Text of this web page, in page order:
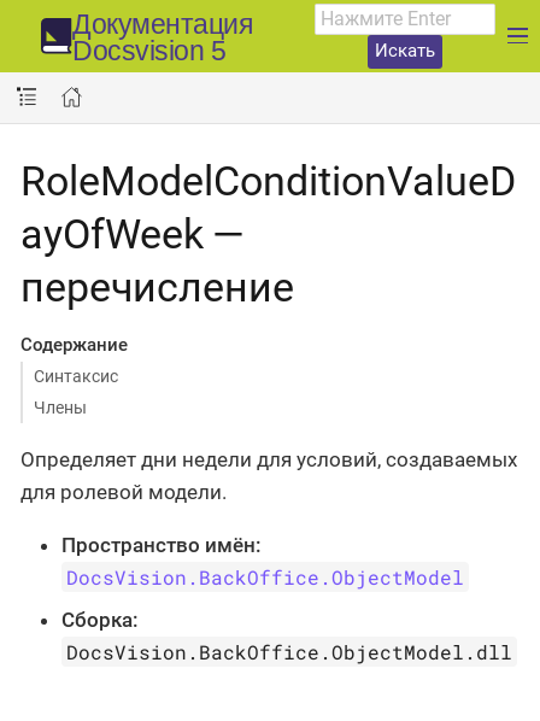
Документация
Docsvision 5
Искать
RoleModelConditionValueD
ayOfWeek —
перечисление
Содержание
Синтаксис
Члены
Определяет дни недели для условий, создаваемых
для ролевой модели.
Пространство имён:
DocsVision.BackOffice.ObjectModel
Сборка:
DocsVision.BackOffice.ObjectModel.dll